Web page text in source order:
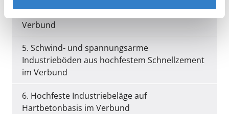
4. Zementgebundene Industrieestriche im
Verbund
5. Schwind- und spannungsarme
Industrieböden aus hochfestem Schnellzement
im Verbund
6. Hochfeste Industriebeläge auf
Hartbetonbasis im Verbund